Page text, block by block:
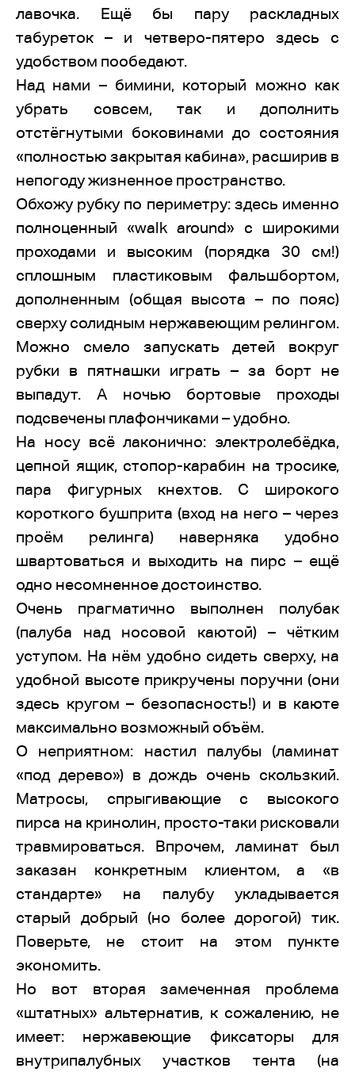
лавочка. Ещё бы пару раскладных
табуреток – и четверо-пятеро здесь с
удобством пообедают.
Над нами – бимини, который можно как
убрать совсем, так и дополнить
отстёгнутыми боковинами до состояния
«полностью закрытая кабина», расширив в
непогоду жизненное пространство.
Обхожу рубку по периметру: здесь именно
полноценный «walk around» с широкими
проходами и высоким (порядка 30 см!)
сплошным пластиковым фальшбортом,
дополненным (общая высота – по пояс)
сверху солидным нержавеющим релингом.
Можно смело запускать детей вокруг
рубки в пятнашки играть – за борт не
выпадут. А ночью бортовые проходы
подсвечены плафончиками – удобно.
На носу всё лаконично: электролебёдка,
цепной ящик, стопор-карабин на тросике,
пара фигурных кнехтов. С широкого
короткого бушприта (вход на него – через
проём релинга) наверняка удобно
швартоваться и выходить на пирс – ещё
одно несомненное достоинство.
Очень прагматично выполнен полубак
(палуба над носовой каютой) – чётким
уступом. На нём удобно сидеть сверху, на
удобной высоте прикручены поручни (они
здесь кругом – безопасность!) и в каюте
максимально возможный объём.
О неприятном: настил палубы (ламинат
«под дерево») в дождь очень скользкий.
Матросы, спрыгивающие с высокого
пирса на кринолин, просто-таки рисковали
травмироваться. Впрочем, ламинат был
заказан конкретным клиентом, а «в
стандарте» на палубу укладывается
старый добрый (но более дорогой) тик.
Поверьте, не стоит на этом пункте
экономить.
Но вот вторая замеченная проблема
«штатных» альтернатив, к сожалению, не
имеет: нержавеющие фиксаторы для
внутрипалубных участков тента (на